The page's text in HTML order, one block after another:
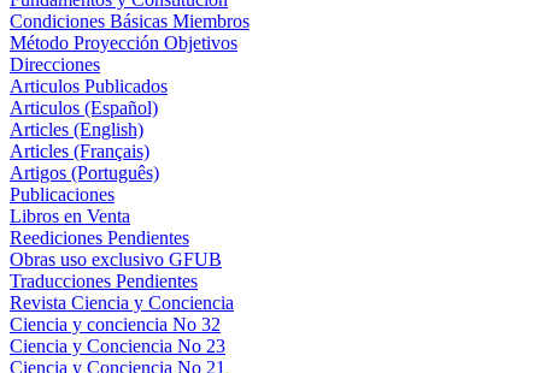
Condiciones Básicas Miembros
Método Proyección Objetivos
Direcciones
Articulos Publicados
Articulos (Español)
Articles (English)
Articles (Français)
Artigos (Português)
Publicaciones
Libros en Venta
Reediciones Pendientes
Obras uso exclusivo GFUB
Traducciones Pendientes
Revista Ciencia y Conciencia
Ciencia y conciencia No 32
Ciencia y Conciencia No 23
Ciencia y Conciencia No 21